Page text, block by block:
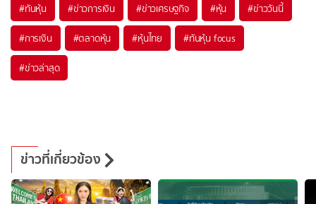
#ทันหุ้น #ข่าวการเงิน #ข่าวเศรษฐกิจ #หุ้น #ข่าววันนี้
#การเงิน #ตลาดหุ้น #หุ้นไทย #ทันหุ้น focus
#ข่าวล่าสุด
ข่าวที่เกี่ยวข้อง